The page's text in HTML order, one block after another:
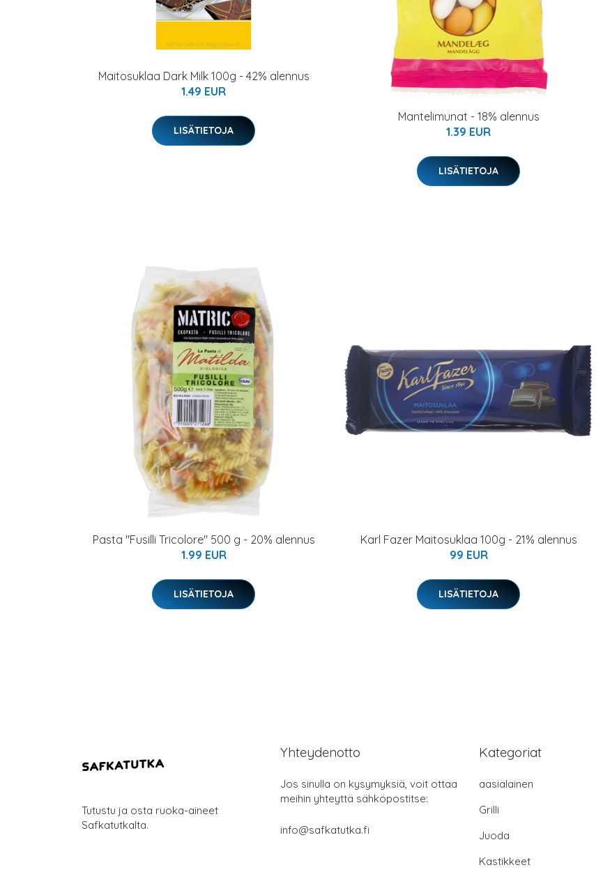
Maitosuklaa Dark Milk 100g - 42% alennus
1.49 EUR
LISÄTIETOJA
Mantelimunat - 18% alennus
1.39 EUR
LISÄTIETOJA
Pasta "Fusilli Tricolore" 500 g - 20% alennus
1.99 EUR
LISÄTIETOJA
Karl Fazer Maitosuklaa 100g - 21% alennus
99 EUR
LISÄTIETOJA
Tutustu ja osta ruoka-aineet
Safkatutkalta.
Yhteydenotto
Jos sinulla on kysymyksiä, voit ottaa
meihin yhteyttä sähköpostitse:
info@safkatutka.fi
Kategoriat
aasialainen
Grilli
Juoda
Kastikkeet